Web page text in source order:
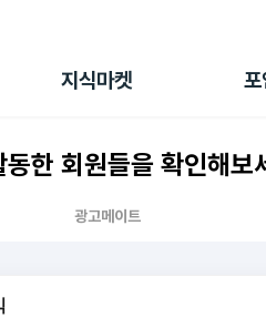
지식마켓 포
출
후
동한 회원들을 확인해보
광고메이트